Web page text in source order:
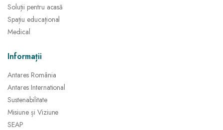
Soluții pentru acasă
Spațiu educațional
Medical
Informații
Antares România
Antares International
Sustenabilitate
Misiune și Viziune
SEAP